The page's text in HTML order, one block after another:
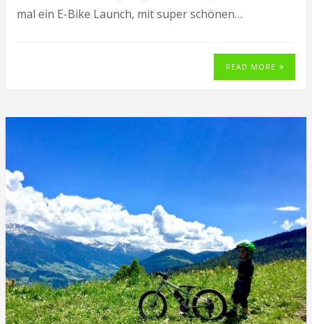
mal ein E-Bike Launch, mit super schönen…
READ MORE